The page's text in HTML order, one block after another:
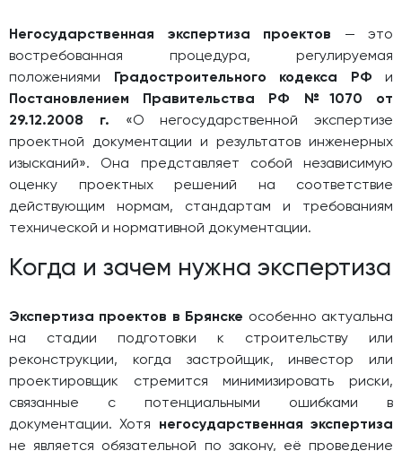
Негосударственная экспертиза проектов — это
востребованная процедура, регулируемая
положениями Градостроительного кодекса РФ и
Постановлением Правительства РФ №1070 от
29.12.2008 г. «О негосударственной экспертизе
проектной документации и результатов инженерных
изысканий». Она представляет собой независимую
оценку проектных решений на соответствие
действующим нормам, стандартам и требованиям
технической и нормативной документации.
Когда и зачем нужна экспертиза
Экспертиза проектов в Брянске особенно актуальна
на стадии подготовки к строительству или
реконструкции, когда застройщик, инвестор или
проектировщик стремится минимизировать риски,
связанные с потенциальными ошибками в
документации. Хотя негосударственная экспертиза
не является обязательной по закону, её проведение